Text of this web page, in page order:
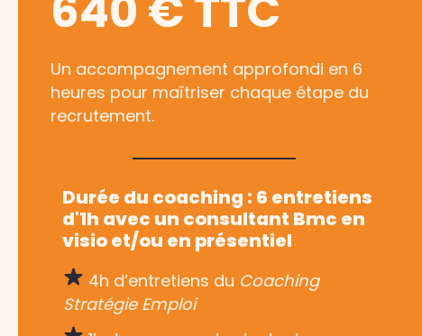
Un accompagnement approfondi en 6
heures pour maîtriser chaque étape du
recrutement.
Durée du coaching : 6 entretiens
d'1h avec un consultant Bmc en
visio et/ou en présentiel
4h d’entretiens du Coaching
Stratégie Emploi